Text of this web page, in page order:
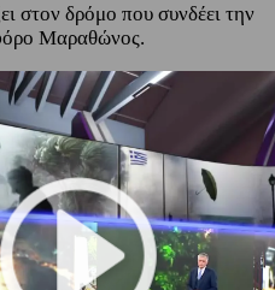
στον δρόμο που συνδέει την
Μαραθώνος.